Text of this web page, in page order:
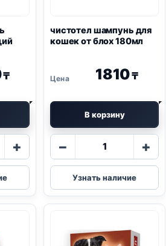
₸
+
чистотел шампунь для
кошек от блох 180мл
1810₸
В корзину
−
Количество
чистотел
шампунь
для
блох
+
Узнать наличие